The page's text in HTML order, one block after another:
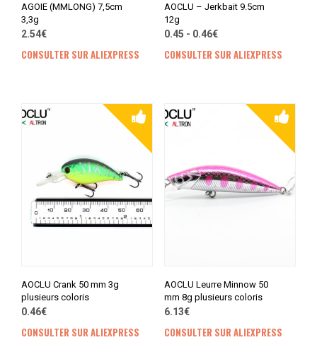
AGOIE (MMLONG) 7,5cm
3,3g
2.54€
CONSULTER SUR ALIEXPRESS
AOCLU – Jerkbait 9.5cm
12g
0.45 - 0.46€
CONSULTER SUR ALIEXPRESS
AOCLU Crank 50 mm 3g
plusieurs coloris
0.46€
CONSULTER SUR ALIEXPRESS
AOCLU Leurre Minnow 50
mm 8g plusieurs coloris
6.13€
CONSULTER SUR ALIEXPRESS